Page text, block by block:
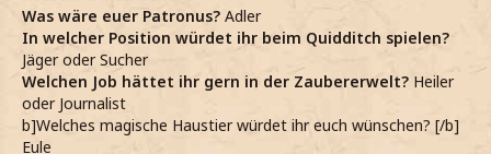
Was wäre euer Patronus? Adler
In welcher Position würdet ihr beim Quidditch spielen?
Jäger oder Sucher
Welchen Job hättet ihr gern in der Zaubererwelt? Heiler
oder Journalist
b]Welches magische Haustier würdet ihr euch wünschen? [/b]
Eule